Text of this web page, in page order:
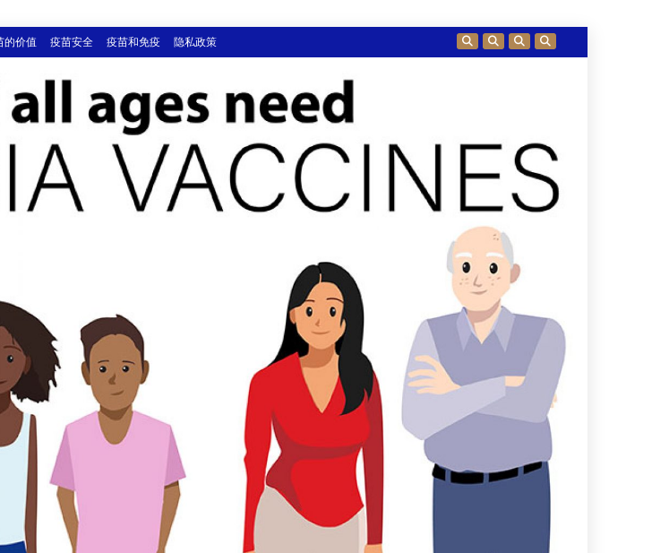
的价值 疫苗安全 疫苗和免疫 隐私政策